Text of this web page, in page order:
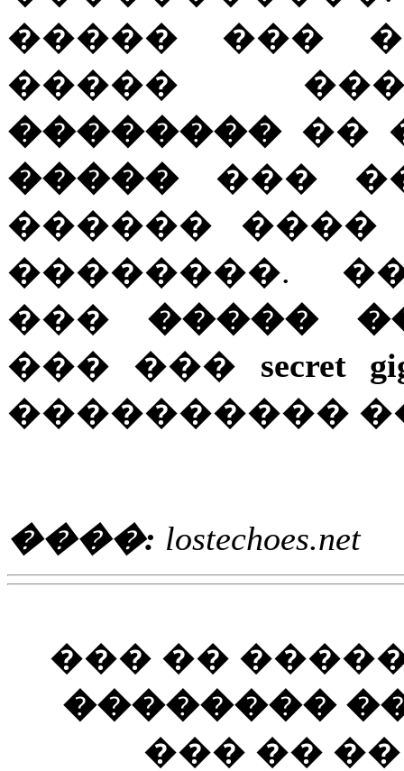
����� ���
�����
����������
��������
������ ����
��������.
��� �����
��� ��� secret
����������
����: lostechoes.net
��� ��
��������
��� ��